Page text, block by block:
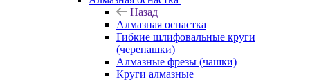
Назад
Алмазная оснастка
Гибкие шлифовальные круги
(черепашки)
Алмазные фрезы (чашки)
Круги алмазные